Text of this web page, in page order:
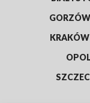
KRAKÓW